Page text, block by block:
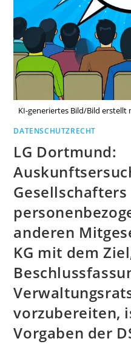
KI-generiertes Bild/Bild
DATENSCHUTZRECHT
LG Dortmund:
Gesellschafters
anderen
KG mit dem
vorzubereiten,
Vorgaben der